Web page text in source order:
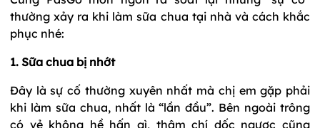
thường xảy ra khi làm sữa chua tại nhà và cách khắc
phục nhé:
1. Sữa chua bị nhớt
Đây là sự cố thường xuyên nhất mà chị em gặp phải
khi làm sữa chua, nhất là “lần đầu”. Bên ngoài trông
có vẻ không hề hấn gì, thậm chí dốc ngược cũng